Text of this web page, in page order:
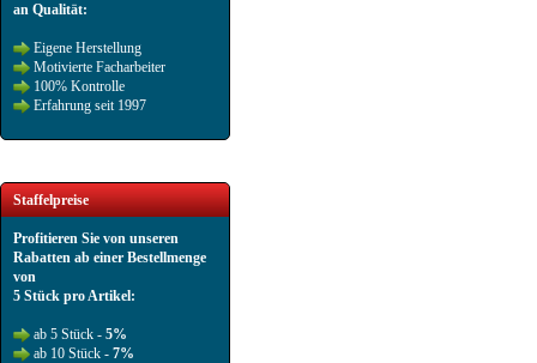
an Qualität:
Eigene Herstellung
Motivierte Facharbeiter
100% Kontrolle
Erfahrung seit 1997
Staffelpreise
Profitieren Sie von unseren
Rabatten ab einer Bestellmenge
von
5 Stück pro Artikel:
ab 5 Stück - 5%
ab 10 Stück - 7%